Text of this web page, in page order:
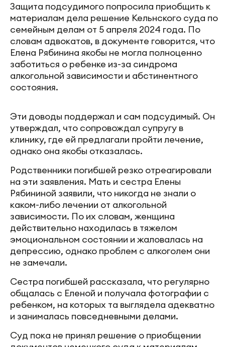
Защита подсудимого попросила приобщить к
материалам дела решение Кельнского суда по
семейным делам от 5 апреля 2024 года. По
словам адвокатов, в документе говорится, что
Елена Рябинина якобы не могла полноценно
заботиться о ребенке из-за синдрома
алкогольной зависимости и абстинентного
состояния.
Эти доводы поддержал и сам подсудимый. Он
утверждал, что сопровождал супругу в
клинику, где ей предлагали пройти лечение,
однако она якобы отказалась.
Родственники погибшей резко отреагировали
на эти заявления. Мать и сестра Елены
Рябининой заявили, что никогда не знали о
каком-либо лечении от алкогольной
зависимости. По их словам, женщина
действительно находилась в тяжелом
эмоциональном состоянии и жаловалась на
депрессию, однако проблем с алкоголем они
не замечали.
Сестра погибшей рассказала, что регулярно
общалась с Еленой и получала фотографии с
ребенком, на которых та выглядела адекватно
и занималась повседневными делами.
Суд пока не принял решение о приобщении